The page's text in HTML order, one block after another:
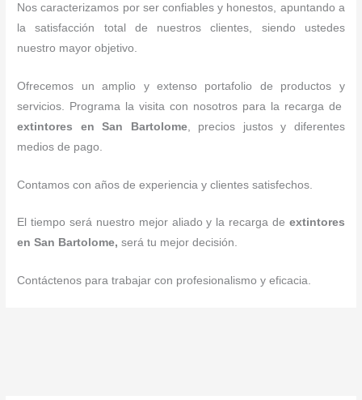
Nos caracterizamos por ser confiables y honestos, apuntando a
la satisfacción total de nuestros clientes, siendo ustedes
nuestro mayor objetivo.
Ofrecemos un amplio y extenso portafolio de productos y
servicios. Programa la visita con nosotros para la recarga de
extintores en San Bartolome, precios justos y diferentes
medios de pago.
Contamos con años de experiencia y clientes satisfechos.
El tiempo será nuestro mejor aliado y la recarga de extintores
en San Bartolome,será tu mejor decisión.
Contáctenos para trabajar con profesionalismo y eficacia.